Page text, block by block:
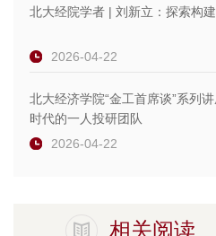
北大经院学者 | 刘新立：探索构
2026-04-22
北大经济学院“金工首席谈”系列
时代的一人投研团队
2026-04-22
相关阅读